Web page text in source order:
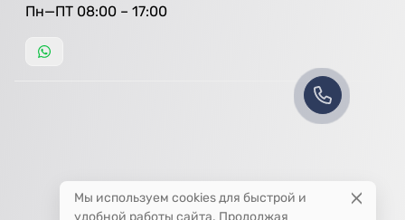
Пн—ПТ 08:00 – 17:00
Мы используем cookies для быстрой и
удобной работы сайта. Продолжая